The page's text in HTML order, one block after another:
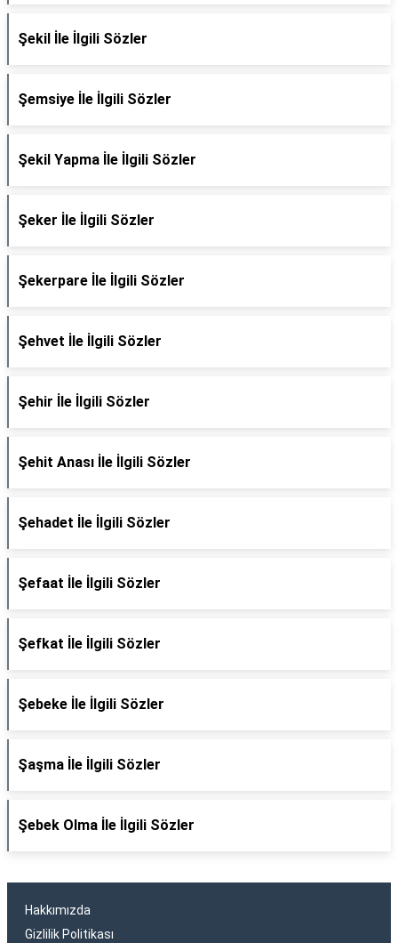
Şekil İle İlgili Sözler
Şemsiye İle İlgili Sözler
Şekil Yapma İle İlgili Sözler
Şeker İle İlgili Sözler
Şekerpare İle İlgili Sözler
Şehvet İle İlgili Sözler
Şehir İle İlgili Sözler
Şehit Anası İle İlgili Sözler
Şehadet İle İlgili Sözler
Şefaat İle İlgili Sözler
Şefkat İle İlgili Sözler
Şebeke İle İlgili Sözler
Şaşma İle İlgili Sözler
Şebek Olma İle İlgili Sözler
Hakkımızda
Gizlilik Politikası